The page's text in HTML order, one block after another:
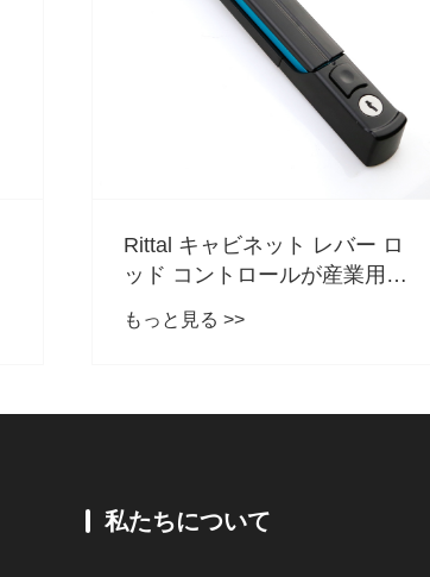
Rittal キャビネット レバー ロ
ッド コントロールが産業用エ
ンクロージャの好ましい選択
肢になっているのはなぜです
もっと見る >>
私たちについて